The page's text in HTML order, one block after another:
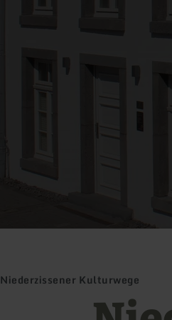
Niederzissener Kulturwege